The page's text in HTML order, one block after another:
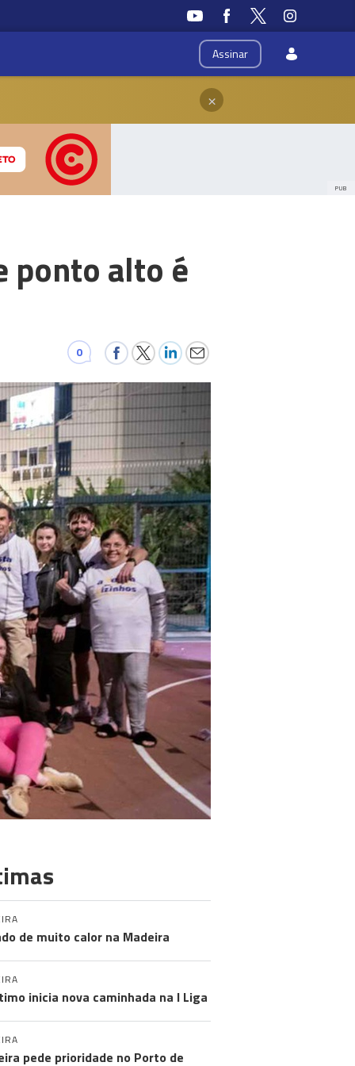
Assinar
×
PUB
ponto alto é
0
de muito calor na Madeira
inicia nova caminhada na I Liga
pede prioridade no Porto de